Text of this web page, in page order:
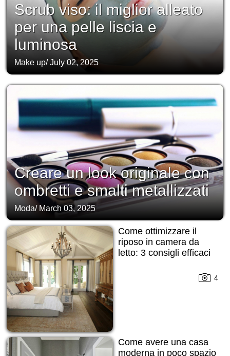
Scrub viso: il miglior alleato
per una pelle liscia e
luminosa
Make up/July 02, 2025
Creare un look originale con
ombretti e smalti metallizzati
Moda/ March 03, 2025
Come ottimizzare il
riposo in camera da
letto: 3 consigli efficaci
4
Come avere una casa
moderna in poco spazio